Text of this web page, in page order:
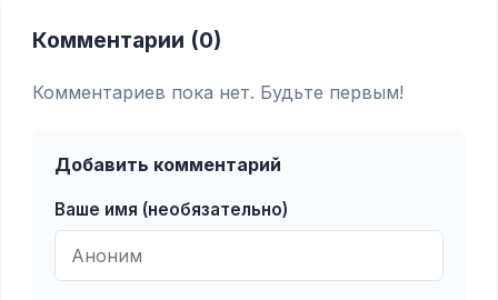
Комментарии (0)
Комментариев пока нет. Будьте первым!
Добавить комментарий
Ваше имя (необязательно)